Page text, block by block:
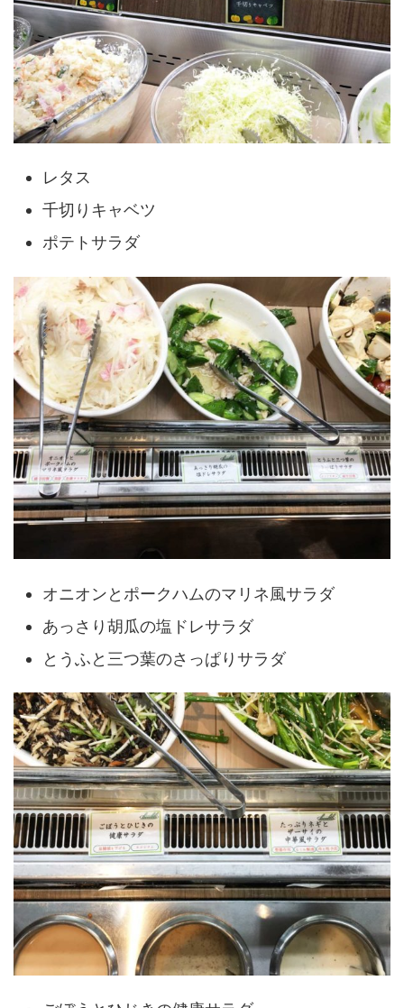
レタス
千切りキャベツ
ポテトサラダ
オニオンとポークハムのマリネ風サラダ
あっさり胡瓜の塩ドレサラダ
とうふと三つ葉のさっぱりサラダ